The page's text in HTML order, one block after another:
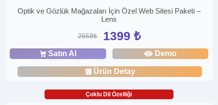
Optik ve Gözlük Mağazaları İçin Özel Web Sitesi Paketi –
Lens
2658₺ 1399 ₺
Satın Al Demo
Ürün Detay
Çoklu Dil Özelliği